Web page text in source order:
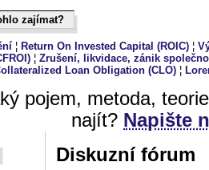
zajímat?
zajímat?
¦ Return On Invested Capital (ROIC) ¦
¦Zrušení, likvidace, zánik
Loan Obligation (CLO)¦
pojem, metoda,
najít? Napište
Diskuzní fórum